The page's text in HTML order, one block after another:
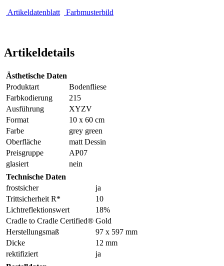
Artikeldatenblatt
Farbmusterbild
Artikeldetails
Ästhetische Daten
Produktart
Bodenfliese
Farbkodierung
215
Ausführung
XYZV
Format
10 x 60 cm
Farbe
grey green
Oberfläche
matt Dessin
Preisgruppe
AP07
glasiert
nein
Technische Daten
frostsicher
ja
Trittsicherheit R*
10
Lichtreflektionswert
18%
Cradle to Cradle Certified® Gold
Herstellungsmaß
97 x 597 mm
Dicke
12 mm
rektifiziert
ja